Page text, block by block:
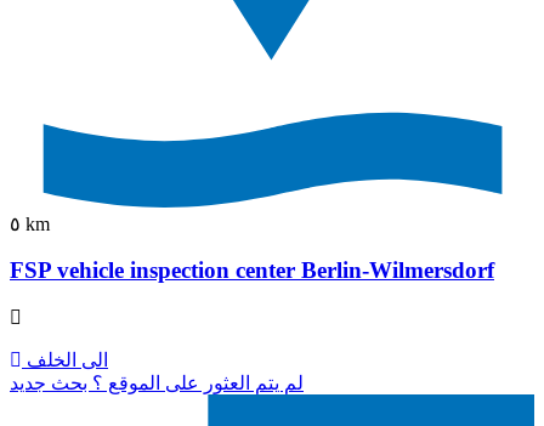
٥ km
FSP vehicle inspection center Berlin-Wilmersdorf
الى الخلف
لم يتم العثور على الموقع ؟ بحث جديد